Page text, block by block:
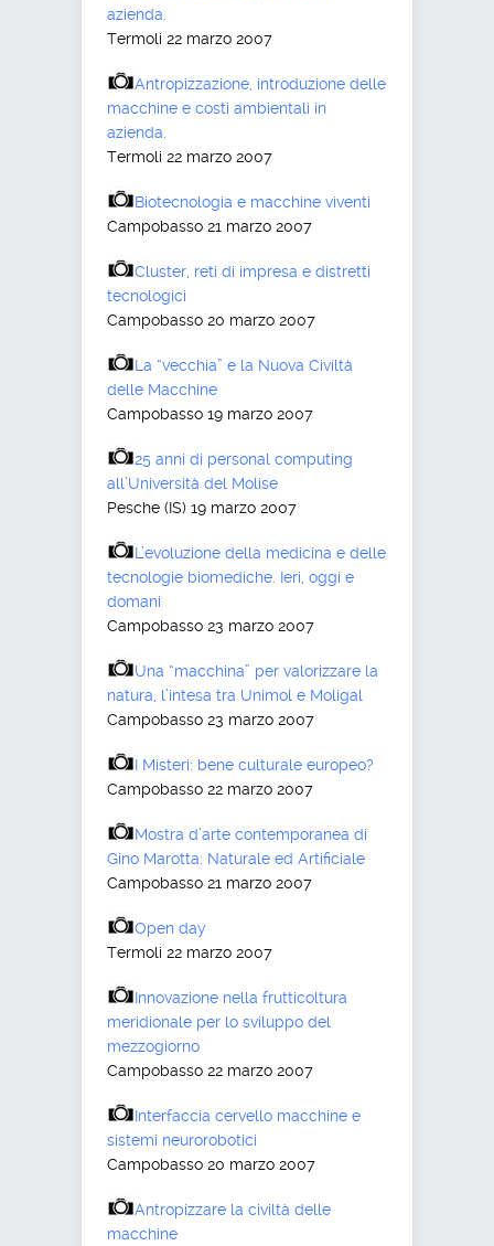
azienda.
Termoli 22 marzo 2007
Antropizzazione, introduzione delle
macchine e costi ambientali in
azienda.
Termoli 22 marzo 2007
Biotecnologia e macchine viventi
Campobasso 21 marzo 2007
Cluster, reti di impresa e distretti
tecnologici
Campobasso 20 marzo 2007
La “vecchia” e la Nuova Civiltà
delle Macchine
Campobasso 19 marzo 2007
25 anni di personal computing
all’Università del Molise
Pesche (IS) 19 marzo 2007
L’evoluzione della medicina e delle
tecnologie biomediche. Ieri, oggi e
domani
Campobasso 23 marzo 2007
Una “macchina” per valorizzare la
natura, l’intesa tra Unimol e Moligal
Campobasso 23 marzo 2007
I Misteri: bene culturale europeo?
Campobasso 22 marzo 2007
Mostra d’arte contemporanea di
Gino Marotta: Naturale ed Artificiale
Campobasso 21 marzo 2007
Open day
Termoli 22 marzo 2007
Innovazione nella frutticoltura
meridionale per lo sviluppo del
mezzogiorno
Campobasso 22 marzo 2007
Interfaccia cervello macchine e
sistemi neurorobotici
Campobasso 20 marzo 2007
Antropizzare la civiltà delle
macchine